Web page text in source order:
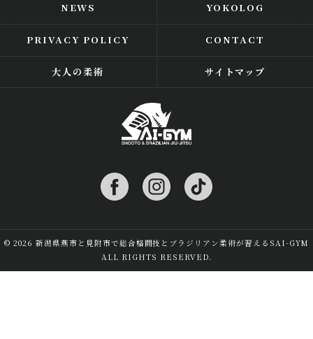
NEWS YOKOLOG
PRIVACY POLICY CONTACT
大人の柔術 サイトマップ
© 2026 新潟県燕市と見附市で総合格闘技とブラジリアン柔術が習えるSAI-GYM
ALL RIGHTS RESERVED.